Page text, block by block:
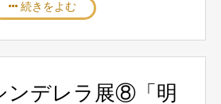
続きをよむ
ンデレラ展⑧「明